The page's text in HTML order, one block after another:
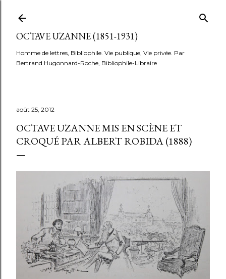
OCTAVE UZANNE (1851-1931)
Homme de lettres, Bibliophile. Vie publique, Vie privée. Par
Bertrand Hugonnard-Roche, Bibliophile-Libraire
août 25, 2012
OCTAVE UZANNE MIS EN SCÈNE ET
CROQUÉ PAR ALBERT ROBIDA (1888)